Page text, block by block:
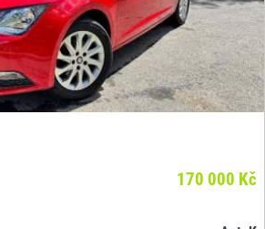
170 000 Kč